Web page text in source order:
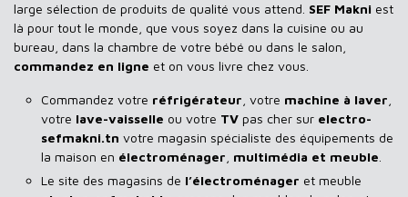
large sélection de produits de qualité vous attend. SEF Makni est
là pour tout le monde, que vous soyez dans la cuisine ou au
bureau, dans la chambre de votre bébé ou dans le salon,
commandez en ligne et on vous livre chez vous.
Commandez votre réfrigérateur , votre machine à laver
votre lave-vaisselle ou votre TV pas cher sur electro-
sefmakni.tn votre magasin spécialiste des équipements de
la maison en électroménager multimédia et meuble
Le site des magasins de l’électroménager et meuble